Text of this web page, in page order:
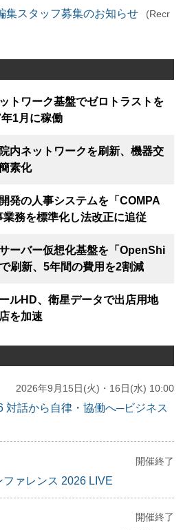
集スタッフ募集のお知らせ
(Recr
トワーク基盤でゼロトラストを
1月に稼働
内ネットワークを刷新、機器交
素化
発の人事システムを「COMPA
業務を標準化し法改正に追従
ーバー仮想化基盤を「OpenShi
刷新、5年間の費用を2割減
ルHD、衛星データで出店用地
を加速
2026年9月15日(火)・16日(水) 10:00
対話から自律・協働へ─ビジネス
開催終了
ァレンス 2026 LIVE
開催終了